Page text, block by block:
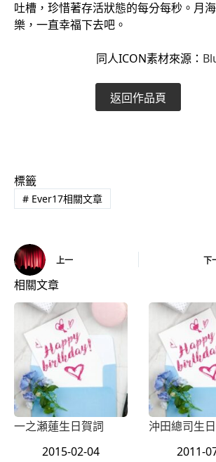
吐槽，珍惜著存活狀態的每分每秒。月
樂，一直幸福下去吧。
同人ICON素材來源：
返回作品頁
標籤
#Ever17相關文章
上一 下
相關文章
一之瀬蓮生日賀詞
2015-02-04
沖田總司生
2011-